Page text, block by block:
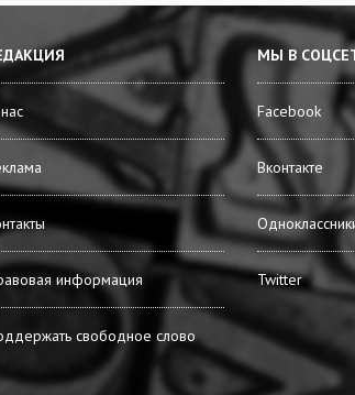
информация
свободное слово
МЫ В
Facebook
Вконтакте
Twitter